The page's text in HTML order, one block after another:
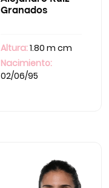
Granados
Altura:1.80 m cm
Nacimiento:
02/06/95